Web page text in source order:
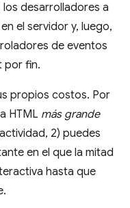
desarrolladores a
el servidor y, luego,
de eventos
por fin.
propios costos. Por
HTML más grande
2) puedes
en el que la mitad
hasta que